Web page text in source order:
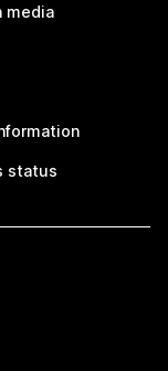
media
status